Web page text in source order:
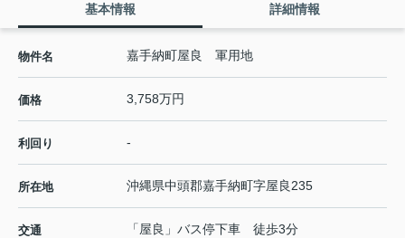
基本情報 詳細情報
物件名 嘉手納町屋良 軍用地
価格 3,758万円
利回り -
所在地 沖縄県中頭郡嘉手納町字屋良235
交通 「屋良」バス停下車 徒歩3分